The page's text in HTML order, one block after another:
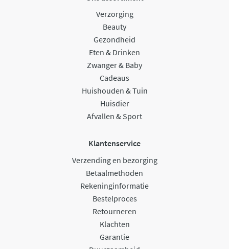
Verzorging
Beauty
Gezondheid
Eten & Drinken
Zwanger & Baby
Cadeaus
Huishouden & Tuin
Huisdier
Afvallen & Sport
Klantenservice
Verzending en bezorging
Betaalmethoden
Rekeninginformatie
Bestelproces
Retourneren
Klachten
Garantie